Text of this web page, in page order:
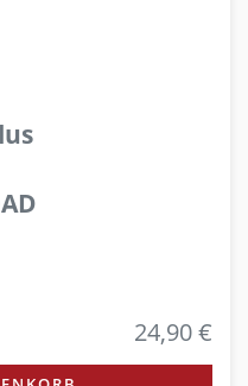
24,90 €